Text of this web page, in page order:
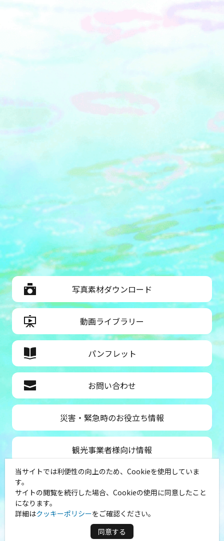
写真素材ダウンロード
動画ライブラリー
パンフレット
お問い合わせ
災害・緊急時のお役立ち情報
観光事業者様向け情報
公益社団法人神奈川県観光協会
〒231-8521
神奈川県横浜市中区山下町１
（シルクセンター内）
当サイトでは利便性の向上のため、Cookieを使用していま
す。
サイトの閲覧を続行した場合、Cookieの使用に同意したこと
になります。
詳細はクッキーポリシーをご確認ください。
同意する